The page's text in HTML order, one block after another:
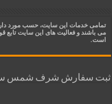
تمامی خدمات این سایت، حسب مورد
می باشند و فعالیت های این سایت تابع
است.
ثبت سفارش شرف شمس سال